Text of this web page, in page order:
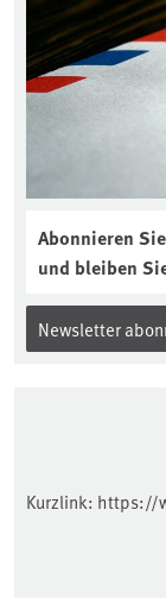
Abonnieren
und bleiben
Newsletter
Kurzlink: https://